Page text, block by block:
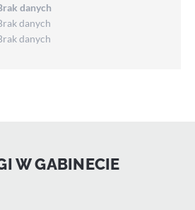
danych
danych
danych
W GABINECIE